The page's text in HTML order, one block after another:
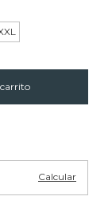
Calcular